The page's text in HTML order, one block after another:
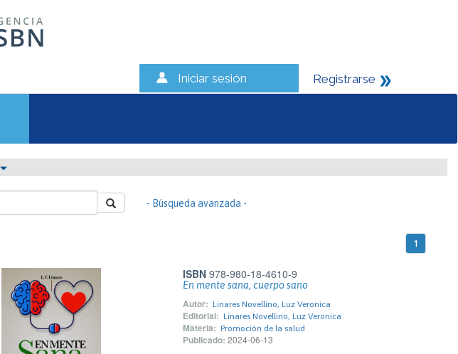
Iniciar sesión Registrarse
- Búsqueda avanzada -
1
ISBN 978-980-18-4610-9
En mente sana, cuerpo sano
Autor: Linares Novellino, Luz Veronica
Editorial: Linares Novellino, Luz Veronica
Materia: Promoción de la salud
Publicado: 2024-06-13